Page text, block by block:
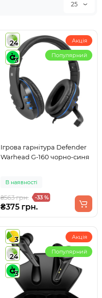
25
24
3
Акція
Популярний
Ігрова гарнітура Defender
Warhead G-160 чорно-синя
В наявності
₴563 грн. -33 %
₴375 грн.
3
24
3
Акція
Популярний